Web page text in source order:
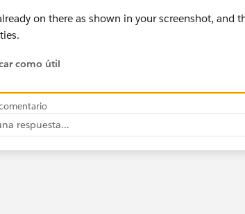
on there as shown in your screenshot, and
como útil
respuesta...